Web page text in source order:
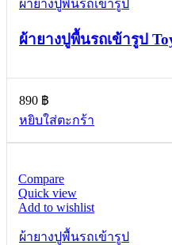
ผ้ายางปูพื้นรถเข้ารูป
ผ้ายางปูพื้นรถเข้ารูป
890 ฿
หยิบใส่ตะกร้า
Compare
Quick view
Add to wishlist
ผ้ายางปูพื้นรถเข้ารูป